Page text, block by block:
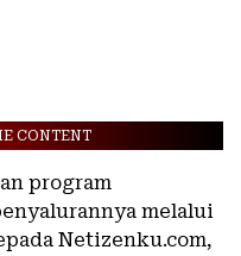
CONTENT
program
melalui
Netizenku.com,